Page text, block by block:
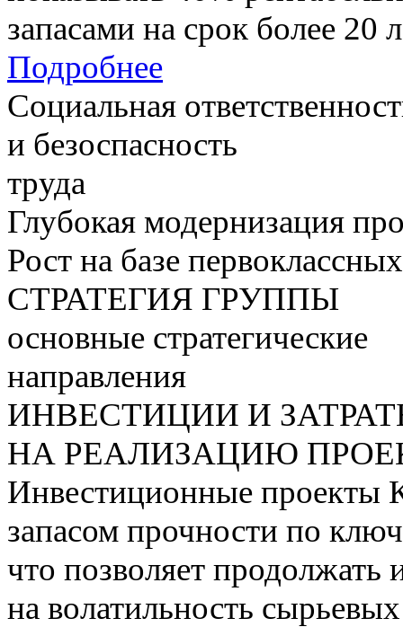
запасами на срок более 20
Подробнее
Социальная
и безоспасность
труда
Глубокая модернизация
Рост на базе
СТРАТЕГИЯ ГРУППЫ
основные стратегические
направления
ИНВЕСТИЦИИ И
НА РЕАЛИЗАЦИЮ
Инвестиционные проекты
запасом прочности по
что позволяет продолжать
на волатильность